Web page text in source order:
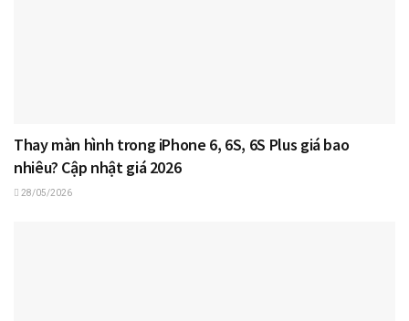
Thay màn hình trong iPhone 6, 6S, 6S Plus giá bao
nhiêu? Cập nhật giá 2026
28/05/2026